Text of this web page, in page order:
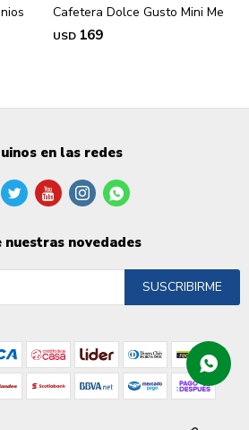
Cafetera Dolce Gusto Mini Me
USD 169
en las redes
   
nuestras novedades
SUSCRIBIRME